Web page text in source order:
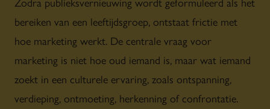
bereiken van een leeftijdsgroep, ontstaat frictie met
hoe marketing werkt. De centrale vraag voor
marketing is niet hoe oud iemand is, maar wat iemand
zoekt in een culturele ervaring, zoals ontspanning,
verdieping, ontmoeting, herkenning of confrontatie.